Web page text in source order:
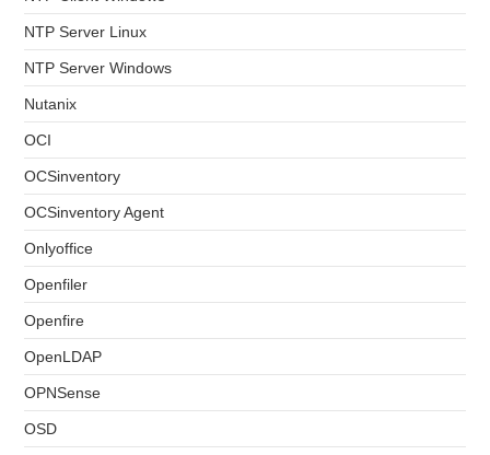
NTP Server Linux
NTP Server Windows
Nutanix
OCI
OCSinventory
OCSinventory Agent
Onlyoffice
Openfiler
Openfire
OpenLDAP
OPNSense
OSD